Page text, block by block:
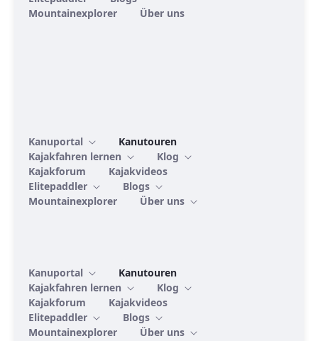
Mountainexplorer
Über uns
Kanuportal
Kanutouren
Kajakfahren lernen
Klog
Kajakforum
Kajakvideos
Elitepaddler
Blogs
Mountainexplorer
Über uns
Kanuportal
Kanutouren
Kajakfahren lernen
Klog
Kajakforum
Kajakvideos
Elitepaddler
Blogs
Mountainexplorer
Über uns